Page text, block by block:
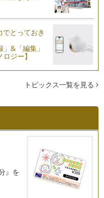
とっておき
&「編集」
ジー】
トピックス一覧を見る
』を